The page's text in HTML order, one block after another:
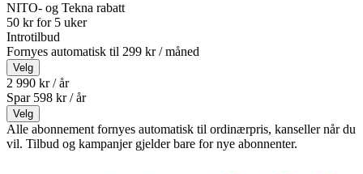
NITO- og Tekna rabatt
50 kr for 5 uker
Introtilbud
Fornyes automatisk til 299 kr / måned
Velg
2 990 kr / år
Spar 598 kr /år
Velg
Alle abonnement fornyes automatisk til ordinærpris, kanseller når du
vil. Tilbud og kampanjer gjelder bare for nye abonnenter.